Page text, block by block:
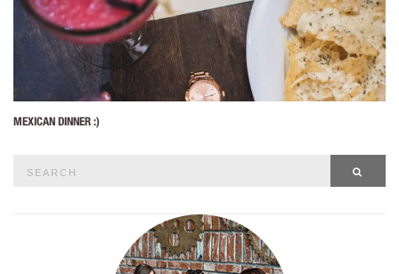
MEXICAN DINNER :)